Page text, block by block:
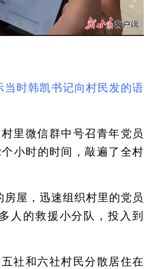
时韩凯书记向村民发的语
里微信群中号召青年党员
小时的时间，敲遍了全村
屋，迅速组织村里的党员
人的救援小分队，投入到
社和六社村民分散居住在